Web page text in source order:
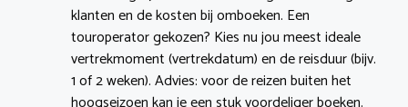
klanten en de kosten bij omboeken. Een
touroperator gekozen? Kies nu jou meest ideale
vertrekmoment (vertrekdatum) en de reisduur (bijv.
1 of 2 weken). Advies: voor de reizen buiten het